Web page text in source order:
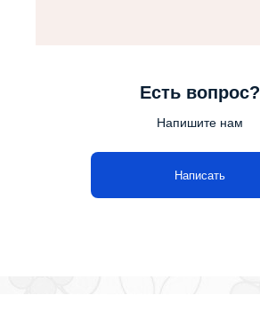
Есть вопрос?
Напишите нам
Написать